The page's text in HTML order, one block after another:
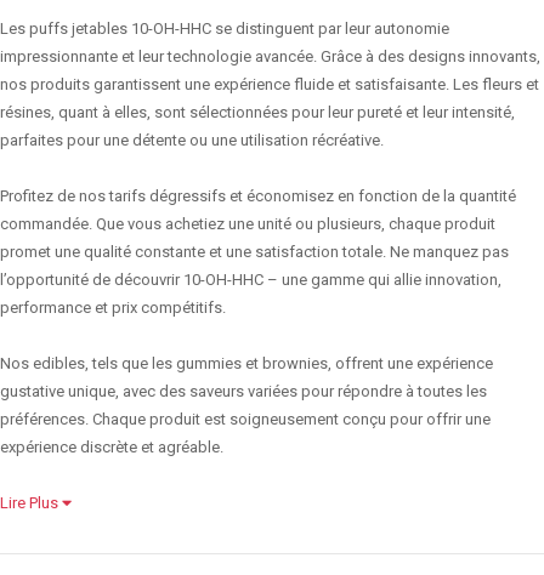
Les puffs jetables 10-OH-HHC se distinguent par leur autonomie
impressionnante et leur technologie avancée. Grâce à des designs innovants,
nos produits garantissent une expérience fluide et satisfaisante. Les fleurs et
résines, quant à elles, sont sélectionnées pour leur pureté et leur intensité,
parfaites pour une détente ou une utilisation récréative.
Profitez de nos tarifs dégressifs et économisez en fonction de la quantité
commandée. Que vous achetiez une unité ou plusieurs, chaque produit
promet une qualité constante et une satisfaction totale. Ne manquez pas
l’opportunité de découvrir 10-OH-HHC – une gamme qui allie innovation,
performance et prix compétitifs.
Nos edibles, tels que les gummies et brownies, offrent une expérience
gustative unique, avec des saveurs variées pour répondre à toutes les
préférences. Chaque produit est soigneusement conçu pour offrir une
expérience discrète et agréable.
Lire Plus